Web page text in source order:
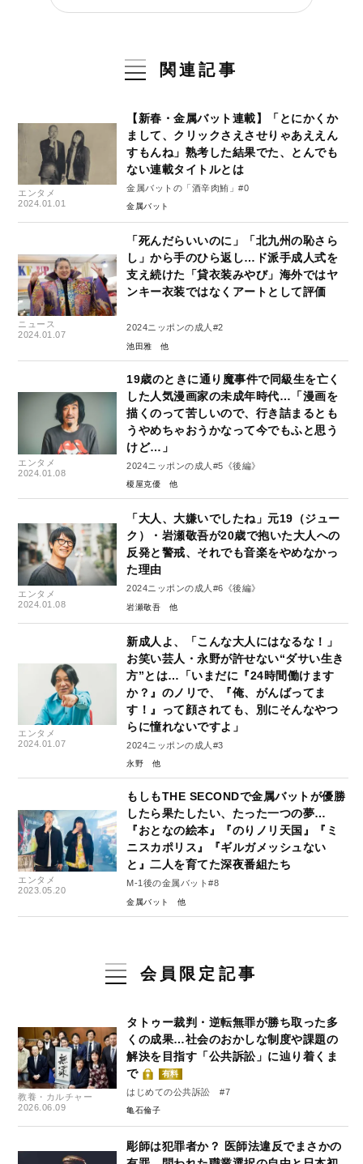
関連記事
エンタメ
2024.01.01
【新春・金属バット連載】「とにかくか
まして、クリックさえさせりゃあええん
すもんね」熟考した結果でた、とんでも
ない連載タイトルとは
金属バットの「酒辛肉鮪」#0
金属バット
ニュース
2024.01.07
「死んだらいいのに」「北九州の恥さら
し」から手のひら返し…ド派手成人式を
支え続けた「貸衣装みやび」海外ではヤ
ンキー衣装ではなくアートとして評価
2024ニッポンの成人#2
池田雅
エンタメ
2024.01.08
19歳のときに通り魔事件で同級生を亡く
した人気漫画家の未成年時代…「漫画を
描くのって苦しいので、行き詰まるとも
うやめちゃおうかなって今でもふと思う
けど…」
2024ニッポンの成人#5《後編》
榎屋克優
エンタメ
2024.01.08
「大人、大嫌いでしたね」元19（ジュー
ク）・岩瀬敬吾が20歳で抱いた大人への
反発と警戒、それでも音楽をやめなかっ
た理由
2024ニッポンの成人#6《後編》
岩瀬敬吾
エンタメ
2024.01.07
新成人よ、「こんな大人にはなるな！」
お笑い芸人・永野が許せない“ダサい生き
方”とは…「いまだに『24時間働けます
か？』のノリで、『俺、がんばってま
す！』って顔されても、別にそんなやつ
らに憧れないですよ」
2024ニッポンの成人#3
永野
エンタメ
2023.05.20
もしもTHE SECONDで金属バットが優勝
したら果たしたい、たった一つの夢…
『おとなの絵本』『のりノリ天国』『ミ
ニスカポリス』『ギルガメッシュない
と』二人を育てた深夜番組たち
M-1後の金属バット#8
金属バット
会員限定記事
教養・カルチャー
2026.06.09
タトゥー裁判・逆転無罪が勝ち取った多
くの成果…社会のおかしな制度や課題の
解決を目指す「公共訴訟」に辿り着くま
で
有料
はじめての公共訴訟 #7
亀石倫子
彫師は犯罪者か？ 医師法違反でまさかの